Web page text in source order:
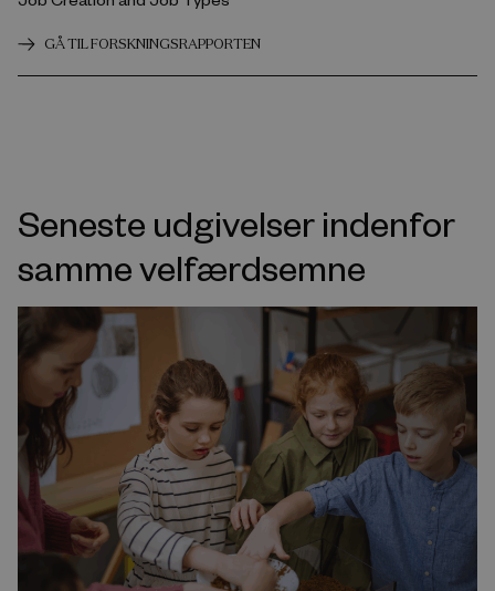
GÅ TIL FORSKNINGSRAPPORTEN
Seneste udgivelser indenfor
samme velfærdsemne